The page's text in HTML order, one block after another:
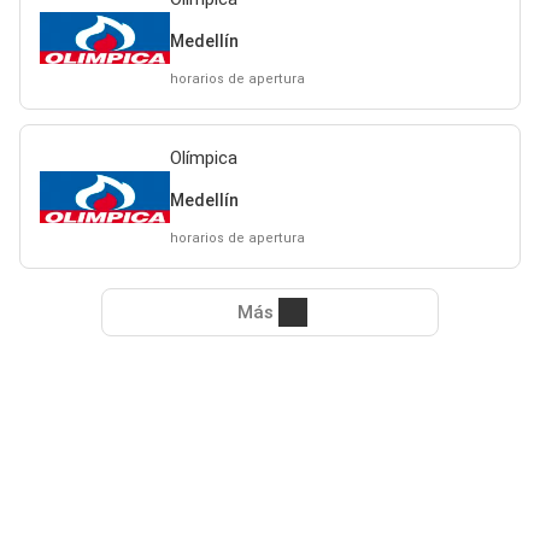
Medellín
horarios de apertura
Olímpica
Medellín
horarios de apertura
Más